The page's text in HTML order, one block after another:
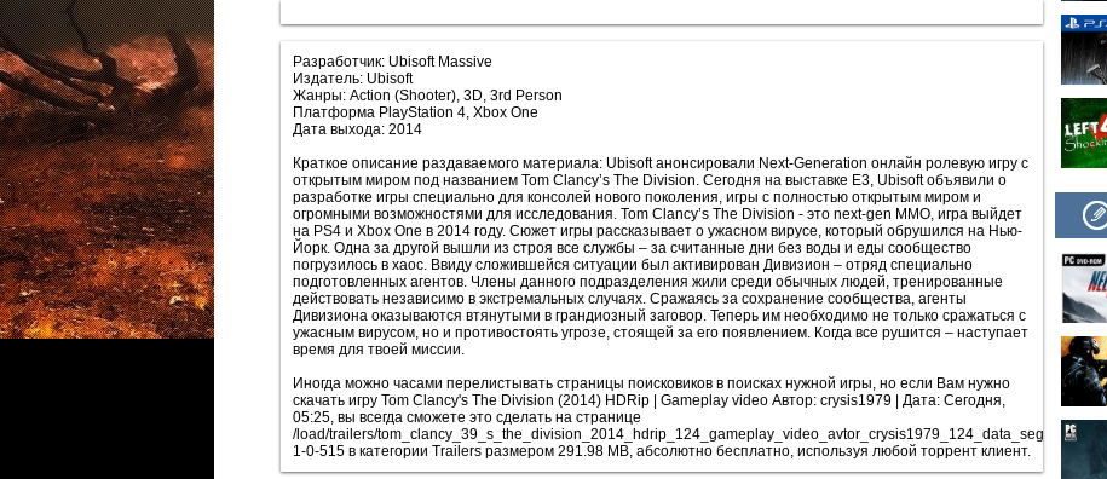
Разработчик: Ubisoft Massive
Издатель: Ubisoft
Жанры: Action (Shooter), 3D, 3rd Person
Платформа PlayStation 4, Xbox One
Дата выхода: 2014
Краткое описание раздаваемого материала: Ubisoft анонсировали Next-Generation онлайн ролевую игру с
открытым миром под названием Tom Clancy’s The Division. Сегодня на выставке Е3, Ubisoft объявили о
разработке игры специально для консолей нового поколения, игры с полностью открытым миром и
огромными возможностями для исследования. Tom Clancy’s The Division - это next-gen ММО, игра выйдет
на PS4 и Xbox One в 2014 году. Сюжет игры рассказывает о ужасном вирусе, который обрушился на Нью-
Йорк. Одна за другой вышли из строя все службы – за считанные дни без воды и еды сообщество
погрузилось в хаос. Ввиду сложившейся ситуации был активирован Дивизион – отряд специально
подготовленных агентов. Члены данного подразделения жили среди обычных людей, тренированные
действовать независимо в экстремальных случаях. Сражаясь за сохранение сообщества, агенты
Дивизиона оказываются втянутыми в грандиозный заговор. Теперь им необходимо не только сражаться с
ужасным вирусом, но и противостоять угрозе, стоящей за его появлением. Когда все рушится – наступает
время для твоей миссии.
Иногда можно часами перелистывать страницы поисковиков в поисках нужной игры, но если Вам нужно
скачать игру Tom Clancy's The Division (2014) HDRip | Gameplay video Автор: crysis1979 | Дата: Сегодня,
05:25, вы всегда сможете это сделать на странице
/load/trailers/
1-0-515 в категории Trailers размером 291.98 MB, абсолютно бесплатно, используя любой торрент клиент.